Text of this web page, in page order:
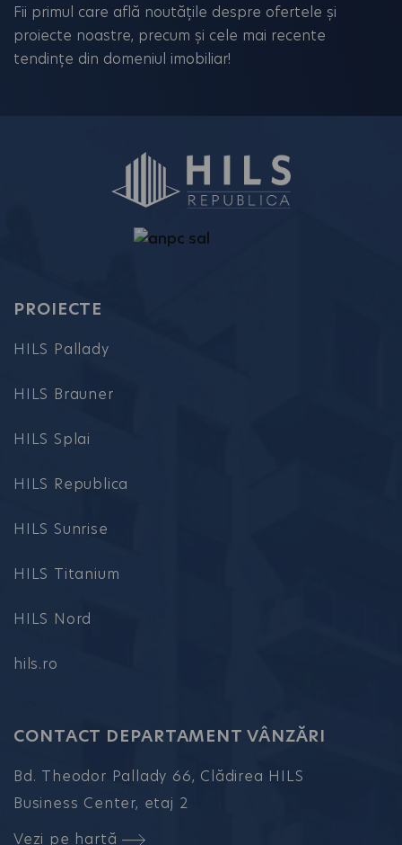
continue.
Fii primul care află noutățile despre ofertele și
proiecte noastre, precum și cele mai recente
tendințe din domeniul imobiliar!
PROIECTE
HILS Pallady
HILS Brauner
HILS Splai
HILS Republica
HILS Sunrise
HILS Titanium
HILS Nord
hils.ro
CONTACT DEPARTAMENT VÂNZĂRI
Bd. Theodor Pallady 66, Clădirea HILS
Business Center, etaj 2
Vezi pe hartă